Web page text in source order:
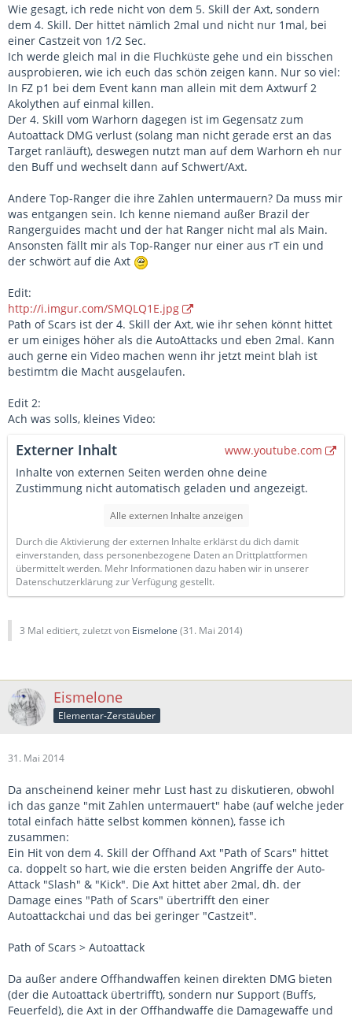
Wie gesagt, ich rede nicht von dem 5. Skill der Axt, sondern
dem 4. Skill. Der hittet nämlich 2mal und nicht nur 1mal, bei
einer Castzeit von 1/2 Sec.
Ich werde gleich mal in die Fluchküste gehe und ein bisschen
ausprobieren, wie ich euch das schön zeigen kann. Nur so viel:
In FZ p1 bei dem Event kann man allein mit dem Axtwurf 2
Akolythen auf einmal killen.
Der 4. Skill vom Warhorn dagegen ist im Gegensatz zum
Autoattack DMG verlust (solang man nicht gerade erst an das
Target ranläuft), deswegen nutzt man auf dem Warhorn eh nur
den Buff und wechselt dann auf Schwert/Axt.
Andere Top-Ranger die ihre Zahlen untermauern? Da muss mir
was entgangen sein. Ich kenne niemand außer Brazil der
Rangerguides macht und der hat Ranger nicht mal als Main.
Ansonsten fällt mir als Top-Ranger nur einer aus rT ein und
der schwört auf die Axt
Edit:
http://i.imgur.com/SMQLQ1E.jpg
Path of Scars ist der 4. Skill der Axt, wie ihr sehen könnt hittet
er um einiges höher als die AutoAttacks und eben 2mal. Kann
auch gerne ein Video machen wenn ihr jetzt meint blah ist
bestimtm die Macht ausgelaufen.
Edit 2:
Ach was solls, kleines Video:
Externer Inhalt
www.youtube.com
Inhalte von externen Seiten werden ohne deine
Zustimmung nicht automatisch geladen und angezeigt.
Alle externen Inhalte anzeigen
Durch die Aktivierung der externen Inhalte erklärst du dich damit
einverstanden, dass personenbezogene Daten an Drittplattformen
übermittelt werden. Mehr Informationen dazu haben wir in unserer
Datenschutzerklärung zur Verfügung gestellt.
3 Mal editiert, zuletzt von Eismelone (31. Mai 2014)
Eismelone
Elementar-Zerstäuber
31. Mai 2014
Da anscheinend keiner mehr Lust hast zu diskutieren, obwohl
ich das ganze "mit Zahlen untermauert" habe (auf welche jeder
total einfach hätte selbst kommen können), fasse ich
zusammen:
Ein Hit von dem 4. Skill der Offhand Axt "Path of Scars" hittet
ca. doppelt so hart, wie die ersten beiden Angriffe der Auto-
Attack "Slash" & "Kick". Die Axt hittet aber 2mal, dh. der
Damage eines "Path of Scars" übertrifft den einer
Autoattackchai und das bei geringer "Castzeit".
Path of Scars > Autoattack
Da außer andere Offhandwaffen keinen direkten DMG bieten
(der die Autoattack übertrifft), sondern nur Support (Buffs,
Feuerfeld), die Axt in der Offhandwaffe die Damagewaffe und